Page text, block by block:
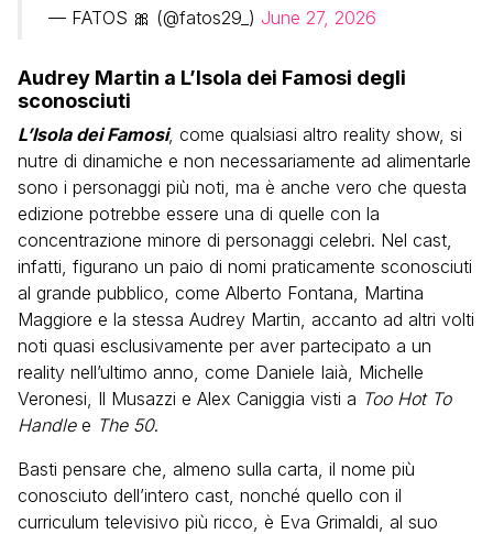
— FATOS 🎀 (@fatos29_) June 27, 2026
Audrey Martin a L’Isola dei Famosi degli
sconosciuti
L’Isola dei Famosi, come qualsiasi altro reality show, si
nutre di dinamiche e non necessariamente ad alimentarle
sono i personaggi più noti, ma è anche vero che questa
edizione potrebbe essere una di quelle con la
concentrazione minore di personaggi celebri. Nel cast,
infatti, figurano un paio di nomi praticamente sconosciuti
al grande pubblico, come Alberto Fontana, Martina
Maggiore e la stessa Audrey Martin, accanto ad altri volti
noti quasi esclusivamente per aver partecipato a un
reality nell’ultimo anno, come Daniele Iaià, Michelle
Veronesi, Il Musazzi e Alex Caniggia visti a Too Hot To
Handlee The 50.
Basti pensare che, almeno sulla carta, il nome più
conosciuto dell’intero cast, nonché quello con il
curriculum televisivo più ricco, è Eva Grimaldi, al suo